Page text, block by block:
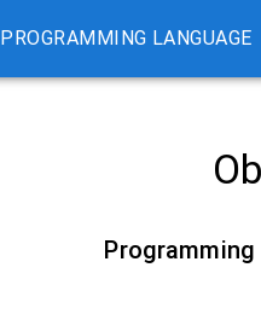
PROGRAMMING LANGUAGE
Programming